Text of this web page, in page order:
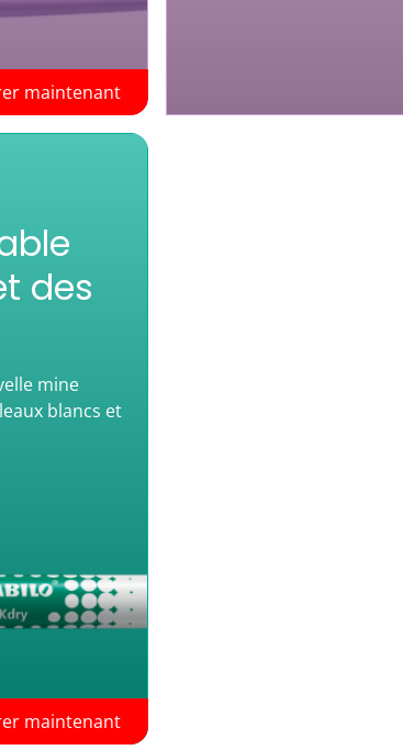
maintenant
des
mine
blancs et
maintenant